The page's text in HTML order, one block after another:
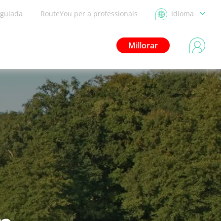
RouteYou per a professionals Idioma
Millorar